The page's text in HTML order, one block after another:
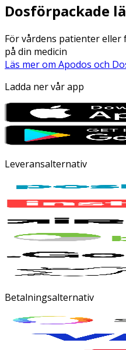
Dosförpackade
För vårdens patienter
på din medicin
Läs mer om Apodos och
Ladda ner vår app
Leveransalternativ
Betalningsalternativ